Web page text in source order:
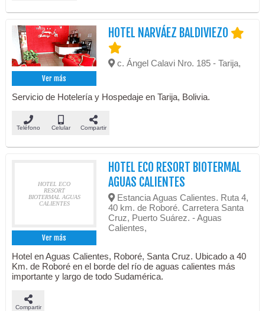
Ver más
HOTEL NARVÁEZ BALDIVIEZO
c. Ángel Calavi Nro. 185 - Tarija,
Servicio de Hotelería y Hospedaje en Tarija, Bolivia.
Teléfono Celular Compartir
HOTEL ECO
RESORT
BIOTERMAL AGUAS
CALIENTES
Ver más
HOTEL ECO RESORT BIOTERMAL
AGUAS CALIENTES
Estancia Aguas Calientes. Ruta 4,
40 km. de Roboré. Carretera Santa
Cruz, Puerto Suárez. - Aguas
Calientes,
Hotel en Aguas Calientes, Roboré, Santa Cruz. Ubicado a 40
Km. de Roboré en el borde del río de aguas calientes más
importante y largo de todo Sudamérica.
Compartir